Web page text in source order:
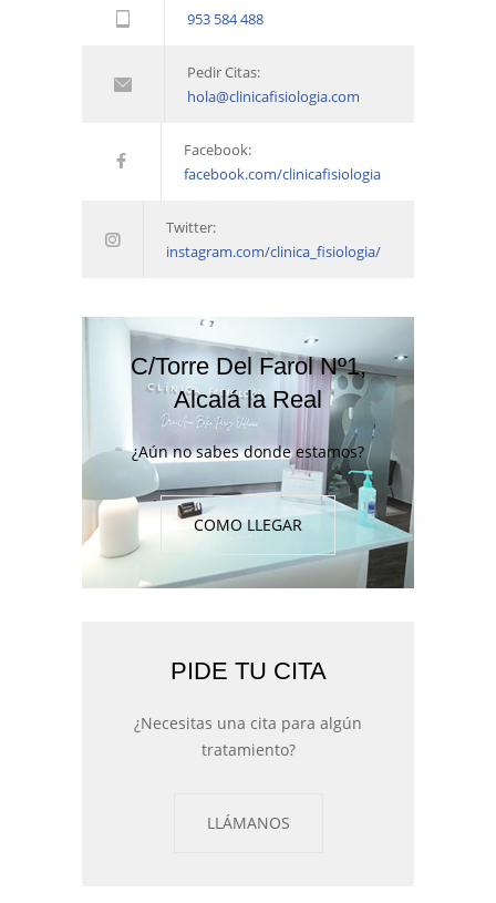
953 584 488
Pedir Citas:
hola@clinicafisiologia.com
Facebook:
facebook.com/clinicafisiologia
Twitter:
instagram.com/clinica_fisiologia/
C/Torre Del Farol Nº1,
Alcalá la Real
¿Aún no sabes donde estamos?
COMO LLEGAR
PIDE TU CITA
¿Necesitas una cita para algún
tratamiento?
LLÁMANOS